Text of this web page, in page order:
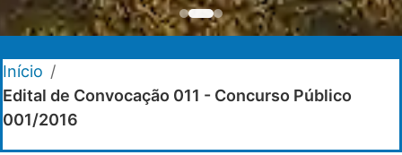
Início /
Edital de Convocação 011 - Concurso Público
001/2016